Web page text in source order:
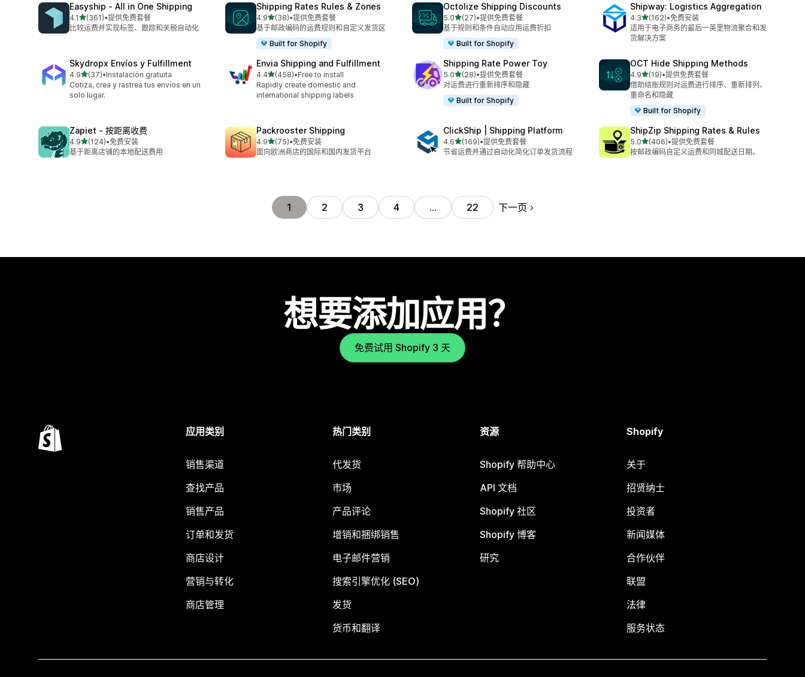
Easyship ‑ All in One Shipping
4.1星（满分 5 星）
(361)
总共 361 条评论
•提供免费套餐
比较运费并实现标签、跟踪和关税自动化
Shipping Rates Rules & Zones
4.9星（满分 5 星）
(38)
总共 38 条评论
•提供免费套餐
基于邮政编码的运费规则和自定义发货区
Built for Shopify
Octolize Shipping Discounts
5.0星（满分 5 星）
(27)
总共 27 条评论
•提供免费套餐
基于规则和条件自动应用运费折扣
Built for Shopify
Shipway: Logistics Aggregation
4.3星（满分 5 星）
(162)
总共 162 条评论
•免费安装
适用于电子商务的最后一英里物流聚合和发
货解决方案
Skydropx Envíos y Fulfillment
4.9星（满分 5 星）
(37)
总共 37 条评论
•Instalación gratuita
Cotiza, crea y rastrea tus envíos en un
solo lugar.
Envia Shipping and Fulfillment
4.4星（满分 5 星）
(458)
总共 458 条评论
•Free to install
Rapidly create domestic and
international shipping labels
Shipping Rate Power Toy
5.0星（满分 5 星）
(28)
总共 28 条评论
•提供免费套餐
对运费进行重新排序和隐藏
Built for Shopify
OCT Hide Shipping Methods
4.9星（满分 5 星）
(19)
总共 19 条评论
•提供免费套餐
借助结账规则对运费进行排序、重新排列、
重命名和隐藏
Built for Shopify
Zapiet ‑ 按距离收费
4.9星（满分 5 星）
(124)
总共 124 条评论
•免费安装
基于距离店铺的本地配送费用
Packrooster Shipping
4.9星（满分 5 星）
(75)
总共 75 条评论
•免费安装
面向欧洲商店的国际和国内发货平台
ClickShip | Shipping Platform
4.6星（满分 5 星）
(169)
总共 169 条评论
•提供免费套餐
节省运费并通过自动化简化订单发货流程
ShipZip Shipping Rates & Rules
5.0星（满分 5 星）
(406)
总共 406 条评论
•提供免费套餐
按邮政编码自定义运费和同城配送日期。
1 2 3 4 … 22 下一页
想要添加应用？
免费试用 Shopify 3 天
应用类别
销售渠道
查找产品
销售产品
订单和发货
商店设计
营销与转化
商店管理
热门类别
代发货
市场
产品评论
增销和捆绑销售
电子邮件营销
搜索引擎优化 (SEO)
发货
货币和翻译
资源
Shopify 帮助中心
API 文档
Shopify 社区
Shopify 博客
研究
Shopify
关于
招贤纳士
投资者
新闻媒体
合作伙伴
联盟
法律
服务状态